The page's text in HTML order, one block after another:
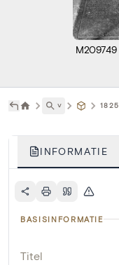
M209749
˅ 1825
INFORMATIE
BASISINFORMATIE
Titel